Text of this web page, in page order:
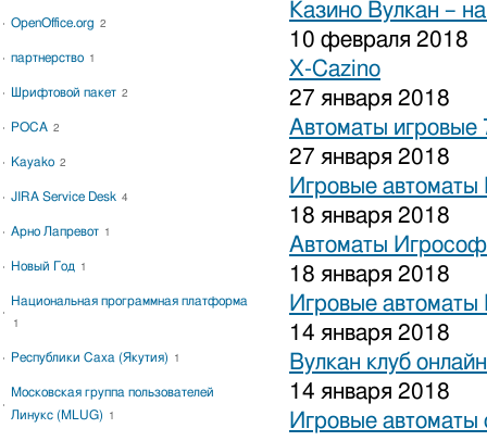
Казино Вулкан –
10 февраля 2018
X-Cazino
27 января 2018
Автоматы игровые
27 января 2018
Игровые автоматы
18 января 2018
Автоматы
18 января 2018
Игровые автоматы
14 января 2018
Вулкан клуб онлайн
14 января 2018
Игровые
OpenOffice.org 2
партнерство 1
Шрифтовой пакет 2
РОСА 2
Kayako 2
JIRA Service Desk 4
Арно Лапревот 1
Новый Год 1
Национальная программная платформа
1
Республики Саха (Якутия) 1
Московская группа пользователей
Линукс (MLUG)
1